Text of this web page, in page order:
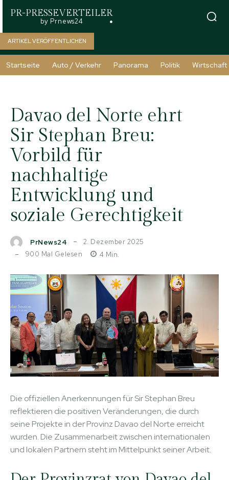
PR-PRESSEVERTEILER
by Prnews24
ARTIKEL VERÖFFENTLICHEN
Startseite Auto / Verkehr Panorama Politik Wirtschaft
Davao del Norte ehrt
Sir Stephan Breu:
Vorbild für
nachhaltige
Entwicklung und
soziale Gerechtigkeit
PrNews24
2. Dezember 2025
900 Mal Gelesen 4 Min.
Die offiziellen Anerkennungen für Sir Stephan Breu
reflektieren die positiven Veränderungen, die durch
seine Projekte in der Provinz Davao del Norte erreicht
wurden. Die Zusammenarbeit zwischen internationalen
und lokalen Partnern steht im Mittelpunkt seiner Arbeit.